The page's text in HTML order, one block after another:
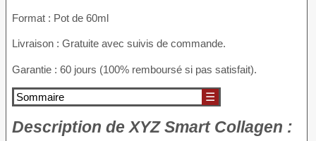
Format : Pot de 60ml
Livraison : Gratuite avec suivis de commande.
Garantie : 60 jours (100% remboursé si pas satisfait).
Sommaire ☰
Description de XYZ Smart Collagen :